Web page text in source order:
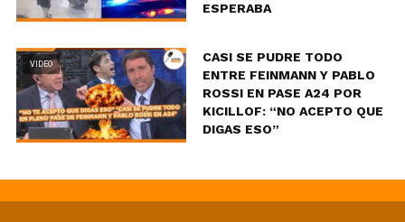
ESPERABA
VIDEO
CASI SE PUDRE TODO
ENTRE FEINMANN Y PABLO
ROSSI EN PASE A24 POR
KICILLOF: “NO ACEPTO QUE
DIGAS ESO”